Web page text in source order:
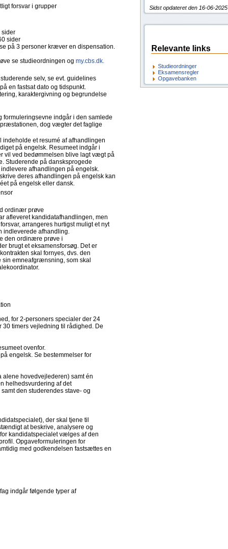
forsvar i grupper
sider
sider
på 3 personer kræver en dispensation.
se studieordningen og my.cbs.dk.
selv, se evt. guidelines
en fastsat dato og tidspunkt.
karaktergivning og begrundelse
formuleringsevne indgår i den samlede
dog vægter det faglige
indeholde et resumé af afhandlingen
på engelsk. Resumeet indgår i
vil ved bedømmelsen blive lagt vægt på
Studerende på dansksprogede
afhandlingen på engelsk.
deres afhandlingen på engelsk kan
på engelsk eller dansk.
ordinær prøve
afleveret kandidatafhandlingen, men
arrangeres hurtigst muligt et nyt
indleverede afhandling.
den ordinære prøve i
brugt et eksamensforsøg. Det er
skal fornyes, dvs. den
emneafgrænsning, som skal
for 2-personers specialer der 24
timers vejledning til rådighed. De
ovenfor.
engelsk. Se bestemmelser for
alene hovedvejlederen) samt én
helhedsvurdering af det
den studerendes stave- og
der skal tjene til
at beskrive, analysere og
kandidatspecialet vælges af den
Opgaveformuleringen for
med godkendelsen fastsættes en
indgår følgende typer af
Sidst opdateret den 16-06-2025
Relevante links
Studieordninger
Eksamensregler
Opgavebanken